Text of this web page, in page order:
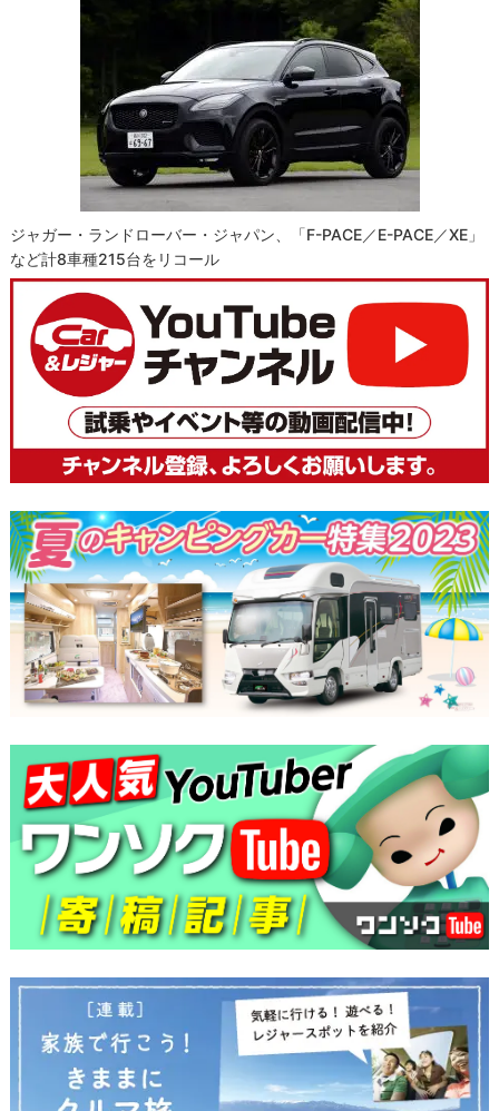
ジャガー・ランドローバー・ジャパン、「F-PACE／E-PACE／XE」
など計8車種215台をリコール